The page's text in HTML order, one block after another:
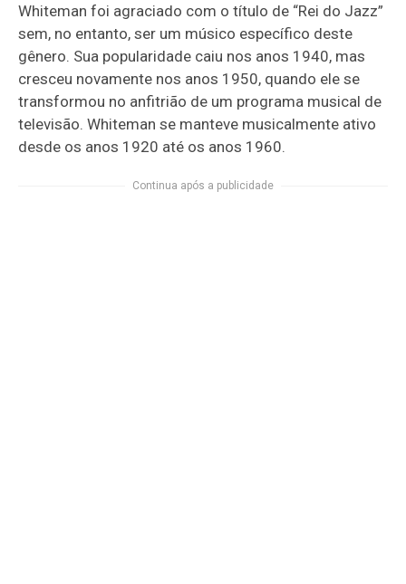
Whiteman foi agraciado com o título de “Rei do Jazz”
sem, no entanto, ser um músico específico deste
gênero. Sua popularidade caiu nos anos 1940, mas
cresceu novamente nos anos 1950, quando ele se
transformou no anfitrião de um programa musical de
televisão. Whiteman se manteve musicalmente ativo
desde os anos 1920 até os anos 1960.
Continua após a publicidade